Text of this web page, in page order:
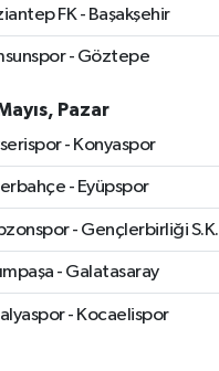
FK - Başakşehir
- Göztepe
Pazar
- Konyaspor
- Eyüpspor
- Gençlerbirliği S.K.
- Galatasaray
- Kocaelispor